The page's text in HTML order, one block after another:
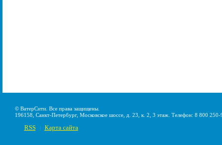
© ВатерСити. Все права защищены.
196158, Санкт-Петербург, Московское шоссе, д. 23, к. 2, 3 этаж. Телефон: 8 800
RSS Карта сайта